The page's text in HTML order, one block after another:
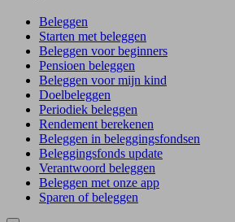
Beleggen
Starten met beleggen
Beleggen voor beginners
Pensioen beleggen
Beleggen voor mijn kind
Doelbeleggen
Periodiek beleggen
Rendement berekenen
Beleggen in beleggingsfondsen
Beleggingsfonds update
Verantwoord beleggen
Beleggen met onze app
Sparen of beleggen